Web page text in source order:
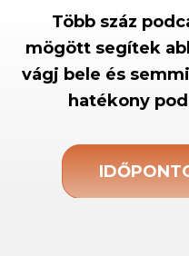
Több száz
mögött segítek
vágj bele és
hatékony